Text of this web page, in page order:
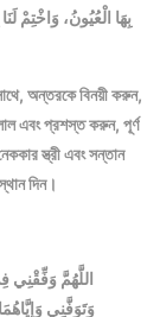
بِهَا الْعُيُونُ، وَاخْتِمْ
অন্তরকে বিনয়ী করুন,
এবং প্রশস্ত করুন, পূর্ণ
স্ত্রী এবং সন্তান
দিন।
اللَّهُمَّ وَفِّقْنِي
وَتَوَفَّنِي